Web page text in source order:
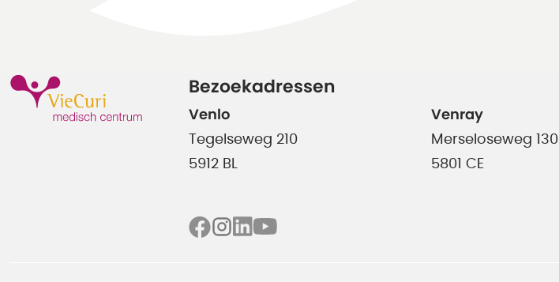
Bezoekadressen
Venlo
Tegelseweg 210
5912 BL
Venray
Merseloseweg 130
5801 CE